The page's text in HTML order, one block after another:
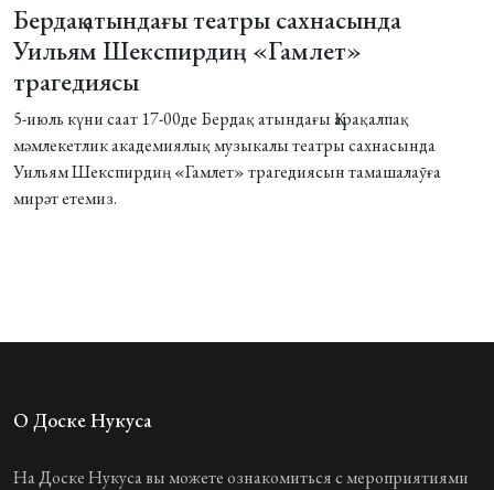
Бердақ атындағы театры сахнасында
Уильям Шекспирдиң «Гамлет»
трагедиясы
5-июль күни саат 17-00де Бердақ атындағы Қарақалпақ
мәмлекетлик академиялық музыкалы театры сахнасында
Уильям Шекспирдиң «Гамлет» трагедиясын тамашалаӯға
мирәт етемиз.
О Доске Нукуса
На Доске Нукуса вы можете ознакомиться с мероприятиями